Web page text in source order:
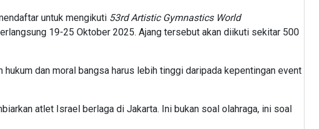
untuk mengikuti 53rd Artistic Gymnastics World
19-25 Oktober 2025. Ajang tersebut akan diikuti sekitar 500
dan moral bangsa harus lebih tinggi daripada kepentingan event
atlet Israel berlaga di Jakarta. Ini bukan soal olahraga, ini soal